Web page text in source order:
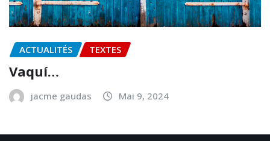
ACTUALITÉS TEXTES
Vaquí…
jacme gaudas Mai 9, 2024